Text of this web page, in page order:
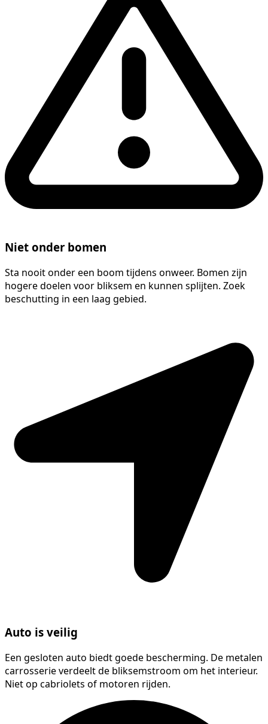
Niet onder bomen
Sta nooit onder een boom tijdens onweer. Bomen zijn
hogere doelen voor bliksem en kunnen splijten. Zoek
beschutting in een laag gebied.
Auto is veilig
Een gesloten auto biedt goede bescherming. De metalen
carrosserie verdeelt de bliksemstroom om het interieur.
Niet op cabriolets of motoren rijden.